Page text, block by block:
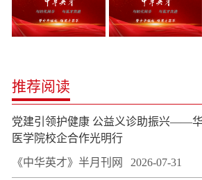
推荐阅读
党建引领护健康 公益义诊助振兴——
医学院校企合作光明行
《中华英才》半月刊网 2026-07-31